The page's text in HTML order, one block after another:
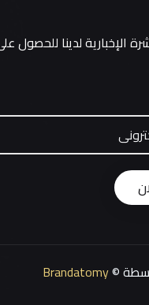
الإخبارية لدينا للحصول
©
Brandatomy